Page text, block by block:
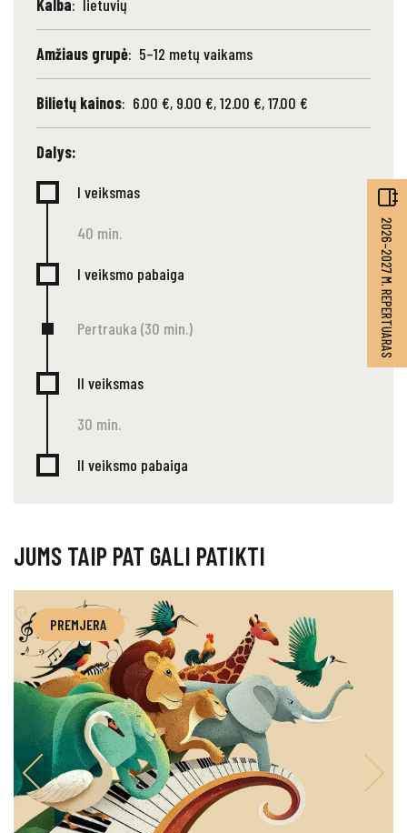
Kalba: lietuvių
Amžiaus grupė: 5–12 metų vaikams
Bilietų kainos: 6.00 €, 9.00 €, 12.00 €, 17.00 €
Dalys:
I veiksmas
40 min.
I veiksmo pabaiga
Pertrauka (30 min.)
II veiksmas
30 min.
II veiksmo pabaiga
JUMS TAIP PAT GALI PATIKTI
PREMJERA
2026–2027 M. REPERTUARAS